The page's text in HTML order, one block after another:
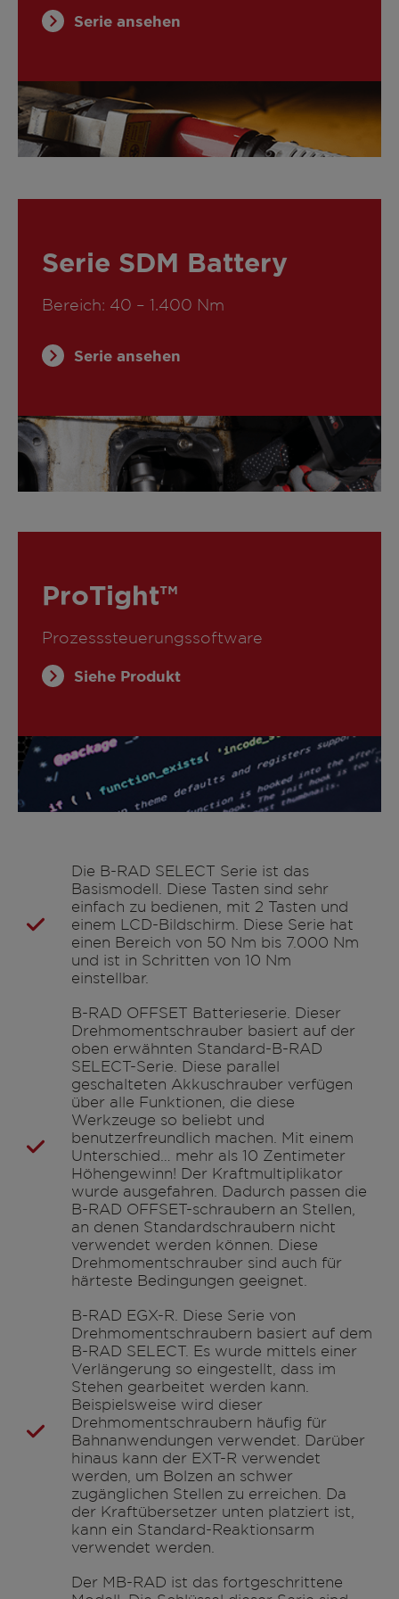
Serie ansehen
Serie SDM Battery
Bereich: 40 – 1.400 Nm
Serie ansehen
ProTight™
Prozesssteuerungssoftware
Siehe Produkt
Die B-RAD SELECT Serie ist das
Basismodell. Diese Tasten sind sehr
einfach zu bedienen, mit 2 Tasten und
einem LCD-Bildschirm. Diese Serie hat
einen Bereich von 50 Nm bis 7.000 Nm
und ist in Schritten von 10 Nm
einstellbar.
B-RAD OFFSET Batterieserie. Dieser
Drehmomentschrauber basiert auf der
oben erwähnten Standard-B-RAD
SELECT-Serie. Diese parallel
geschalteten Akkuschrauber verfügen
über alle Funktionen, die diese
Werkzeuge so beliebt und
benutzerfreundlich machen. Mit einem
Unterschied… mehr als 10 Zentimeter
Höhengewinn! Der Kraftmultiplikator
wurde ausgefahren. Dadurch passen die
B-RAD OFFSET-schraubern an Stellen,
an denen Standardschraubern nicht
verwendet werden können. Diese
Drehmomentschrauber sind auch für
härteste Bedingungen geeignet.
B-RAD EGX-R. Diese Serie von
Drehmomentschraubern basiert auf dem
B-RAD SELECT. Es wurde mittels einer
Verlängerung so eingestellt, dass im
Stehen gearbeitet werden kann.
Beispielsweise wird dieser
Drehmomentschraubern häufig für
Bahnanwendungen verwendet. Darüber
hinaus kann der EXT-R verwendet
werden, um Bolzen an schwer
zugänglichen Stellen zu erreichen. Da
der Kraftübersetzer unten platziert ist,
kann ein Standard-Reaktionsarm
verwendet werden.
Der MB-RAD ist das fortgeschrittene